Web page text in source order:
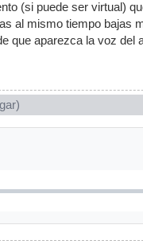
(si puede ser virtual)
al mismo tiempo bajas
que aparezca la voz del